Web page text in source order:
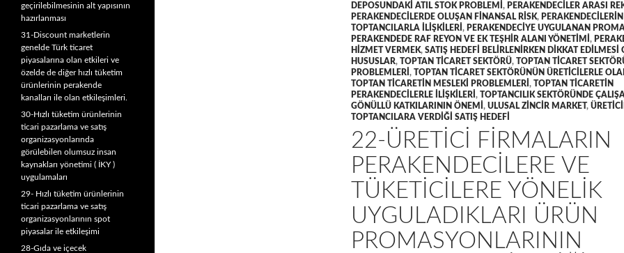
DEPOSUNDAKI ATIL STOK PROBLEMI , PERAKENDECILER ARASI
PERAKENDECILERDE OLUŞAN FINANSAL RISK, PERAKENDECILERIN
TOPTANCILARLA ILIŞKILERI , PERAKENDECIYE UYGULANAN
PERAKENDEDE RAF REYON VE EK TEŞHIR ALANI YÖNETIMI ,
HIZMET VERMEK, SATIŞ HEDEFI BELIRLENIRKEN DIKKAT EDILMESI
HUSUSLAR, TOPTAN TICARET SEKTÖRÜ, TOPTAN TICARET
PROBLEMLERI , TOPTAN TICARET SEKTÖRÜNÜN ÜRETICILERLE
TOPTAN TICARETIN MESLEKI PROBLEMLERI , TOPTAN TICARETIN
PERAKENDECILERLE ILIŞKILERI , TOPTANCILIK SEKTÖRÜNDE
GÖNÜLLÜ KATKILARININ ÖNEMI , ULUSAL ZINCIR MARKET,
TOPTANCILARA VERDIĞI SATIŞ HEDEFI
22-ÜRETICI FIRMALARIN
PERAKENDECILERE VE
TÜKETICILERE YÖNELIK
UYGULADIKLARI ÜRÜN
PROMASYONLARININ
geçirilebilmesinin alt yapısının
hazırlanması
31-Discount marketlerin
genelde Türk ticaret
piyasalarına olan etkileri ve
özelde de diğer hızlı tüketim
ürünlerinin perakende
kanalları ile olan etkileşimleri.
30-Hızlı tüketim ürünlerinin
ticari pazarlama ve satış
organizasyonlarında
görülebilen olumsuz insan
kaynakları yönetimi ( İKY )
uygulamaları
29- Hızlı tüketim ürünlerinin
ticari pazarlama ve satış
organizasyonlarının spot
piyasalar ile etkileşimi
28-Gıda ve içecek